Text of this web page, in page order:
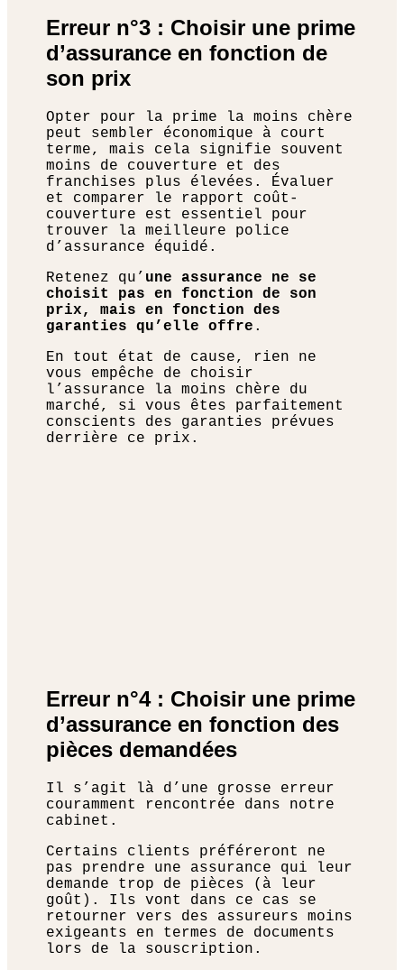
Erreur n°3 : Choisir une prime
d’assurance en fonction de
son prix
Opter pour la prime la moins chère
peut sembler économique à court
terme, mais cela signifie souvent
moins de couverture et des
franchises plus élevées. Évaluer
et comparer le rapport coût-
couverture est essentiel pour
trouver la meilleure police
d’assurance équidé.
Retenez qu’ une assurance ne se
choisit pas en fonction de son
prix, mais en fonction des
garanties qu’elle offre .
En tout état de cause, rien ne
vous empêche de choisir
l’assurance la moins chère du
marché, si vous êtes parfaitement
conscients des garanties prévues
derrière ce prix.
Erreur n°4 : Choisir une prime
d’assurance en fonction des
pièces demandées
Il s’agit là d’une grosse erreur
couramment rencontrée dans notre
cabinet.
Certains clients préféreront ne
pas prendre une assurance qui leur
demande trop de pièces (à leur
goût). Ils vont dans ce cas se
retourner vers des assureurs moins
exigeants en termes de documents
lors de la souscription.